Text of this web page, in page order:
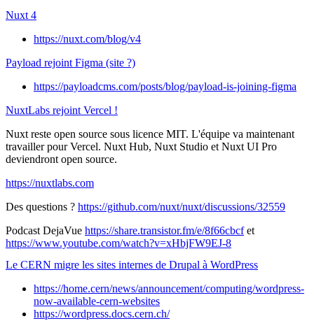
Nuxt 4
https://nuxt.com/blog/v4
Payload rejoint Figma (site ?)
https://payloadcms.com/posts/blog/payload-is-joining-figma
NuxtLabs rejoint Vercel !
Nuxt reste open source sous licence MIT. L'équipe va maintenant
travailler pour Vercel. Nuxt Hub, Nuxt Studio et Nuxt UI Pro
deviendront open source.
https://nuxtlabs.com
Des questions ? https://github.com/nuxt/nuxt/discussions/32559
Podcast DejaVue https://share.transistor.fm/e/8f66cbcfet
https://www.youtube.com/watch?v=xHbjFW9EJ-8
Le CERN migre les sites internes de Drupal à WordPress
https://home.cern/news/announcement/computing/wordpress-
now-available-cern-websites
https://wordpress.docs.cern.ch/